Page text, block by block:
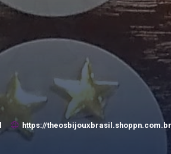
https://